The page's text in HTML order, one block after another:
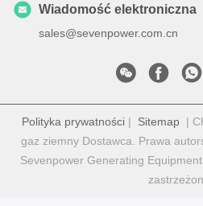
Wiadomość elektroniczna
sales@sevenpower.com.cn
Polityka prywatności | Sitemap |
gaz ziemny Dostawca. Prawa
Sevenpower Generating